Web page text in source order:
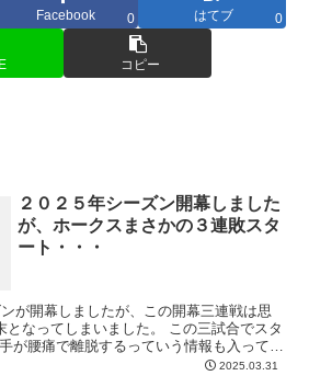
Facebook 0 はてブ 0
コピー
２０２５年シーズン開幕しました
が、ホークスまさかの３連敗スタ
ート・・・
が開幕しましたが、この開幕三連戦は思
となってしまいました。 この三試合でスタ
が腰痛で離脱するっていう情報も入ってき
2025.03.31